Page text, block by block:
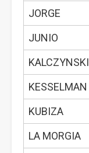
JORGE
JUNIO
KALCZYNSKI
KESSELMAN
KUBIZA
LA MORGIA